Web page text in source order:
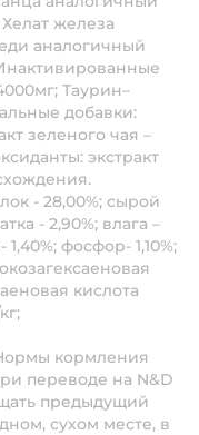
железа
аналогичный
Таурин–
добавки:
зеленого чая –
экстракт
- 28,00%; сырой
- 2,90%; влага –
фосфор- 1,10%;
кислота
кормления
переводе на N&D
предыдущий
сухом месте, в